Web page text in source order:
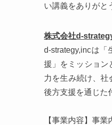
い講義をありがと
株式会社d-
d-strategy,incは
援」をミッション
力を生み続け、社
後方支援を通じた
【事業内容】事業